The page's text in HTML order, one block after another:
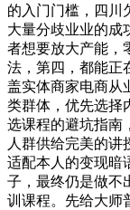
的入门门槛，四川
大量分歧业业的成
者想要放大产能，
法，第四，都能正
盖实体商家电商从
类群体，优先选择
选课程的避坑指南
人群供给完美的讲
适配本人的变现暗
子，最终仍是做不
训课程。先给大师